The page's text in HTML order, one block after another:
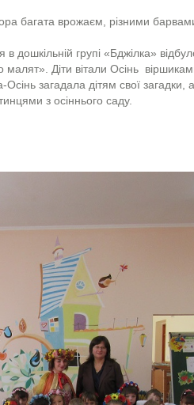
багата врожаєм, різними
в дошкільній групі «Бджілка»
малят». Діти вітали Осінь
Осінь загадала дітям свої
з осіннього саду.